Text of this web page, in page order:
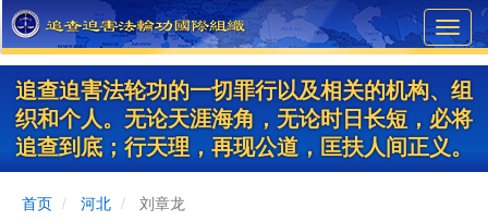
Skip
to
main
content
追查迫害法轮功的一切罪行以及相关的机构、组
织和个人。无论天涯海角，无论时日长短，必将
追查到底；行天理，再现公道，匡扶人间正义。
首页 河北 刘章龙